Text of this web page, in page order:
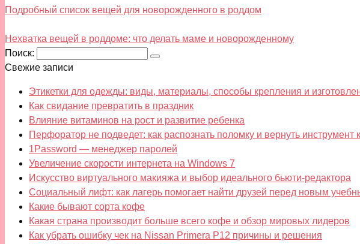
Подробный список вещей для новорожденного в роддом
Нехватка вещей в роддоме: что делать маме и новорожденному
Поиск:
Свежие записи
Этикетки для одежды: виды, материалы, способы крепления и
Как свидание превратить в праздник
Влияние витаминов на рост и развитие ребенка
Перфоратор не подведет: как распознать поломку и вернуть инструмент
1Password — менеджер паролей
Увеличение скорости интернета на Windows 7
Искусство виртуального макияжа и выбор идеального бьюти-редактора
Социальный лифт: как лагерь помогает найти друзей перед новым
Какие бывают сорта кофе
Какая страна производит больше всего кофе и обзор мировых лидеров
Как убрать ошибку чек на Nissan Primera P12 причины и решения